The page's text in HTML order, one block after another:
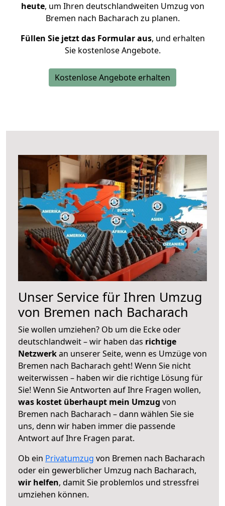
heute, um Ihren deutschlandweiten Umzug von
Bremen nach Bacharach zu planen.
Füllen Sie jetzt das Formular aus, und erhalten
Sie kostenlose Angebote.
Kostenlose Angebote erhalten
Unser Service für Ihren Umzug
von Bremen nach Bacharach
Sie wollen umziehen? Ob um die Ecke oder
deutschlandweit – wir haben das richtige
Netzwerkan unserer Seite, wenn es Umzüge von
Bremen nach Bacharach geht! Wenn Sie nicht
weiterwissen – haben wir die richtige Lösung für
Sie! Wenn Sie Antworten auf Ihre Fragen wollen,
was kostet überhaupt mein Umzug von
Bremen nach Bacharach – dann wählen Sie sie
uns, denn wir haben immer die passende
Antwort auf Ihre Fragen parat.
Ob ein Privatumzug von Bremen nach Bacharach
oder ein gewerblicher Umzug nach Bacharach,
wir helfen, damit Sie problemlos und stressfrei
umziehen können.